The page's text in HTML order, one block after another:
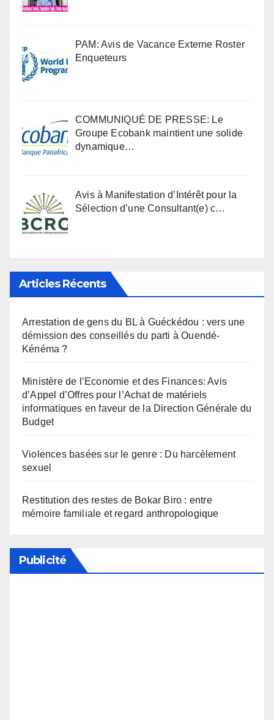
PAM: Avis de Vacance Externe Roster
Enqueteurs
COMMUNIQUÉ DE PRESSE: Le
Groupe Ecobank maintient une solide
dynamique…
Avis à Manifestation d’Intérêt pour la
Sélection d’une Consultant(e) c…
Articles Récents
Arrestation de gens du BL à Guéckédou : vers une
démission des conseillés du parti à Ouendé-
Kénéma ?
Ministère de l’Economie et des Finances: Avis
d’Appel d’Offres pour l’Achat de matériels
informatiques en faveur de la Direction Générale du
Budget
Violences basées sur le genre : Du harcèlement
sexuel
Restitution des restes de Bokar Biro : entre
mémoire familiale et regard anthropologique
Publicité